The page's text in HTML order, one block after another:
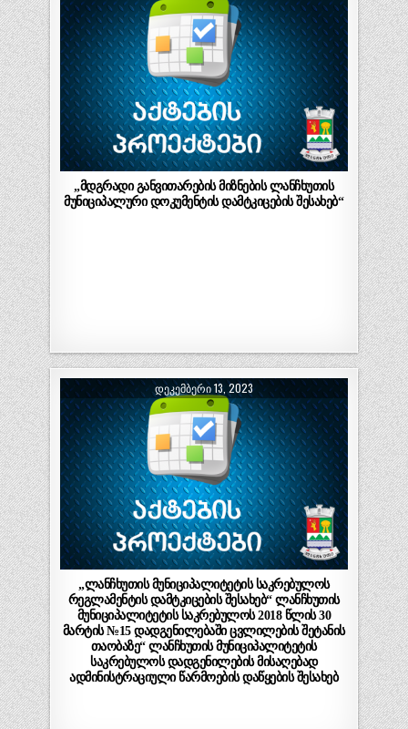
„მდგრადი განვითარების მიზნების ლანჩხუთის
მუნიციპალური დოკუმენტის დამტკიცების შესახებ“
ᲓᲔᲙᲔᲛᲑᲔᲠᲘ 13, 2023
„ლანჩხუთის მუნიციპალიტეტის საკრებულოს
რეგლამენტის დამტკიცების შესახებ“ ლანჩხუთის
მუნიციპალიტეტის საკრებულოს 2018 წლის 30
მარტის №15 დადგენილებაში ცვლილების შეტანის
თაობაზე“ ლანჩხუთის მუნიციპალიტეტის
საკრებულოს დადგენილების მისაღებად
ადმინისტრაციული წარმოების დაწყების შესახებ